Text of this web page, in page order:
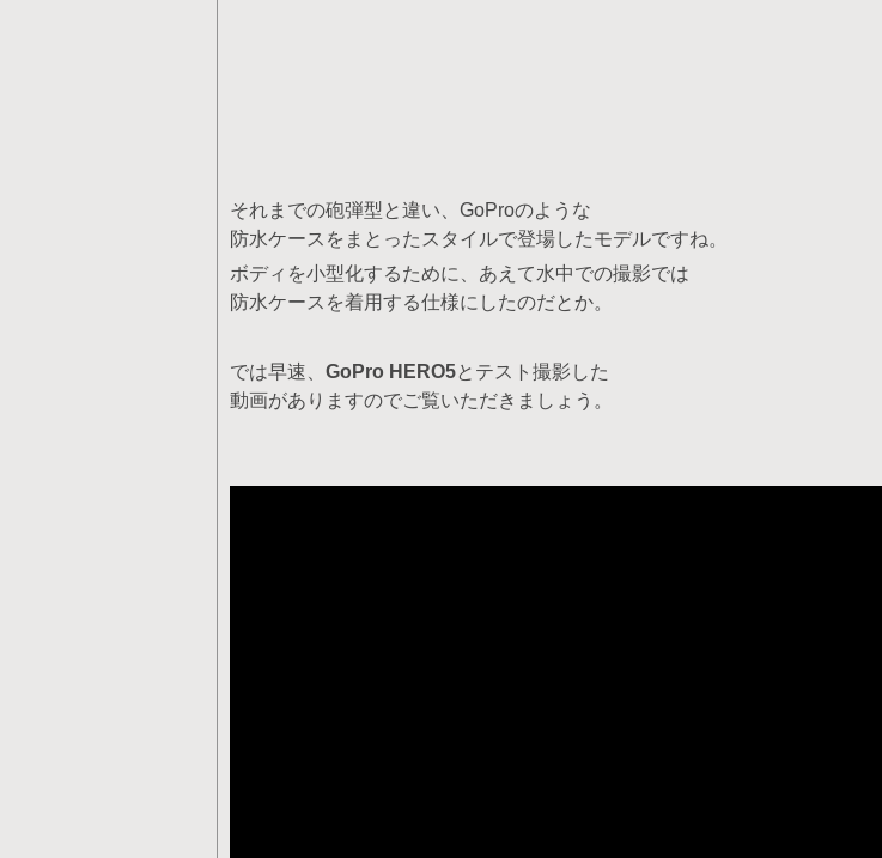
それまでの砲弾型と違い、GoProのような
防水ケースをまとったスタイルで登場したモデルですね。
ボディを小型化するために、あえて水中での撮影では
防水ケースを着用する仕様にしたのだとか。
では早速、 GoPro HERO5とテスト撮影した
動画がありますのでご覧いただきましょう。